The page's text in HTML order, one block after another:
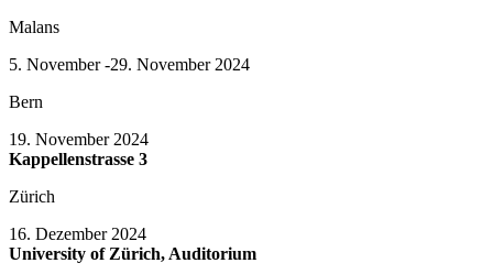
Malans
5. November -29. November 2024
Bern
19. November 2024
Kappellenstrasse 3
Zürich
16. Dezember 2024
University of Zürich, Auditorium